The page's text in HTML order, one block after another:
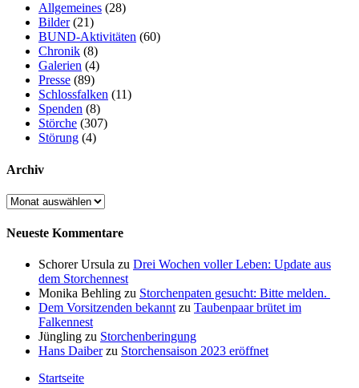
Allgemeines (28)
Bilder(21)
BUND-Aktivitäten (60)
Chronik (8)
Galerien (4)
Presse (89)
Schlossfalken (11)
Spenden (8)
Störche (307)
Störung (4)
Archiv
Archiv
Neueste Kommentare
Schorer Ursula zu Drei Wochen voller Leben: Update aus
dem Storchennest
Monika Behling zu Storchenpaten gesucht: Bitte melden.
Dem Vorsitzenden bekannt zu Taubenpaar brütet im
Falkennest
Jüngling zu Storchenberingung
Hans Daiberzu Storchensaison 2023 eröffnet
Startseite